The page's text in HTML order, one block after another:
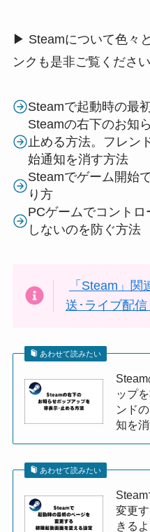
▶ Steamについて色々
ンクも是非ご覧ください
Steamで起動時の最
Steamの右下のお知
止める方法。フレン
始通知を消す方法
Steamでゲーム開始
り方
PCゲームでコント
しないのを防ぐ方法
「Steam」関
送･ライブ配
あわせて読みたい
ップ
ンド
知を
あわせて読みたい
変更
きる